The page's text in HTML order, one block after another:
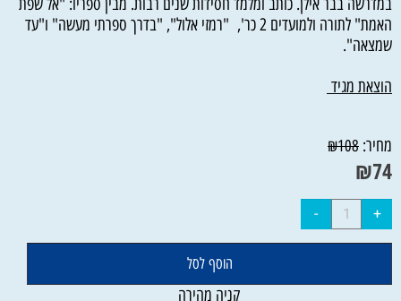
במדרשה בבר אילן. כותב ומלמד חסידות שנים רבות. מבין ספריו: "אל שפת
האמת" לתורה ולמועדים 2 כר', "רמזי אלול", "בדרך ספרתי מעשה" ו"עד
שמצאה".
הוצאת מגיד
מחיר: ₪108
₪74
הוסף לסל
קניה מהירה